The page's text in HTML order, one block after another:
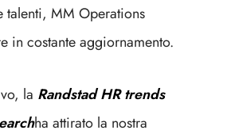
talenti, MM Operations
in costante aggiornamento.
la Randstad HR trends
ha attirato la nostra